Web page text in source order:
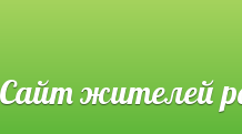
жителей